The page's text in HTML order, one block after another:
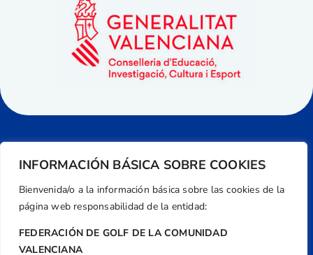
INFORMACIÓN BÁSICA SOBRE COOKIES
Bienvenida/o a la información básica sobre las cookies de la
página web responsabilidad de la entidad:
FEDERACIÓN DE GOLF DE LA COMUNIDAD
VALENCIANA